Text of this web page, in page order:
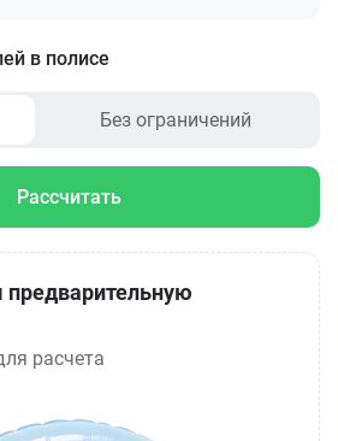
в полисе
Без ограничений
Рассчитать
расчета